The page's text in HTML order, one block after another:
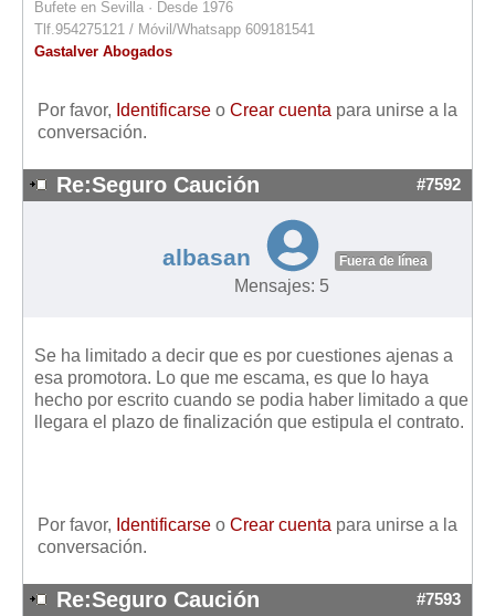
Bufete en Sevilla · Desde 1976
Tlf.954275121 / Móvil/Whatsapp 609181541
Gastalver Abogados
Por favor, Identificarse o Crear cuenta para unirse a la
conversación.
Re:Seguro Caución #7592
albasan Fuera de línea
Mensajes: 5
Se ha limitado a decir que es por cuestiones ajenas a
esa promotora. Lo que me escama, es que lo haya
hecho por escrito cuando se podia haber limitado a que
llegara el plazo de finalización que estipula el contrato.
Por favor, Identificarse o Crear cuenta para unirse a la
conversación.
Re:Seguro Caución #7593